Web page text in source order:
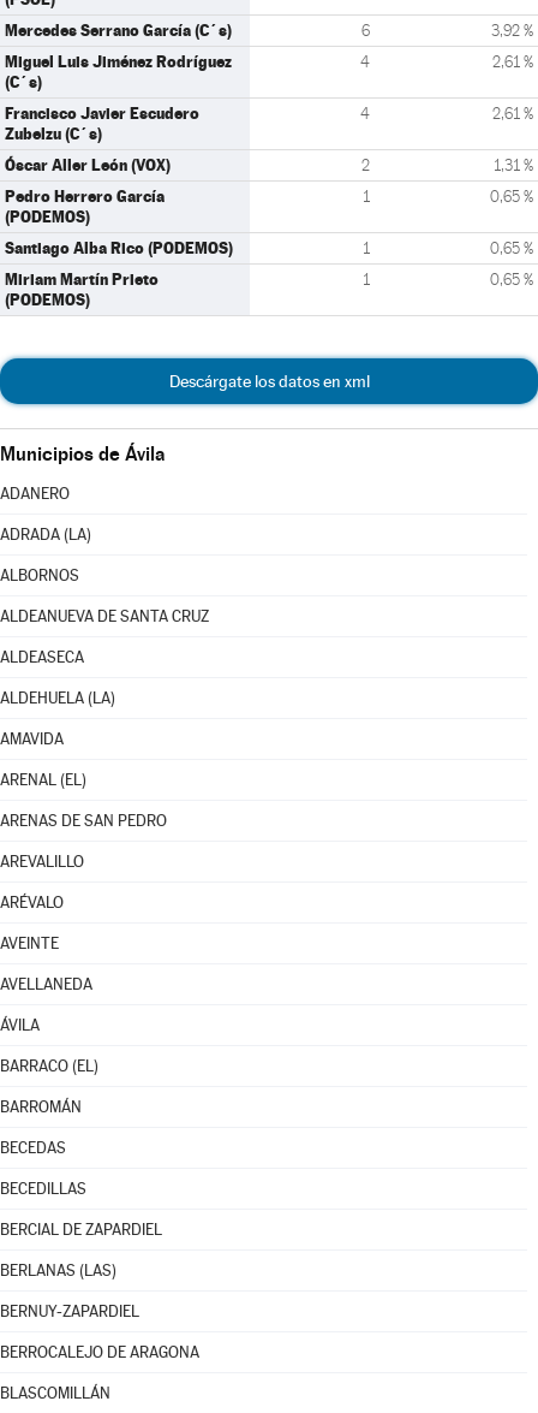
Mercedes Serrano García (C´s) 6 3,92 %
Miguel Luis Jiménez Rodríguez
(C´s)
4 2,61 %
Francisco Javier Escudero
Zubelzu (C´s)
4 2,61 %
Óscar Aller León (VOX) 2 1,31 %
Pedro Herrero García
(PODEMOS)
1 0,65 %
Santiago Alba Rico (PODEMOS) 1 0,65 %
Miriam Martín Prieto
(PODEMOS)
1 0,65 %
Descárgate los datos en xml
Municipios de Ávila
ADANERO
ADRADA (LA)
ALBORNOS
ALDEANUEVA DE SANTA CRUZ
ALDEASECA
ALDEHUELA (LA)
AMAVIDA
ARENAL (EL)
ARENAS DE SAN PEDRO
AREVALILLO
ARÉVALO
AVEINTE
AVELLANEDA
ÁVILA
BARRACO (EL)
BARROMÁN
BECEDAS
BECEDILLAS
BERCIAL DE ZAPARDIEL
BERLANAS (LAS)
BERNUY-ZAPARDIEL
BERROCALEJO DE ARAGONA
BLASCOMILLÁN